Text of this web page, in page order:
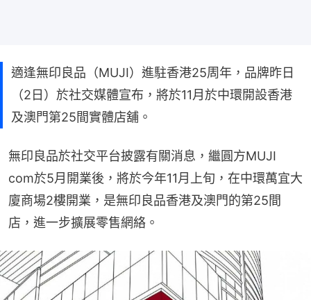
適逢無印良品（MUJI）進駐香港25周年，品牌昨日
（2日）於社交媒體宣布，將於11月於中環開設香港
及澳門第25間實體店舖。
無印良品於社交平台披露有關消息，繼圓方MUJI
com於5月開業後，將於今年11月上旬，在中環萬宜大
廈商場2樓開業，是無印良品香港及澳門的第25間
店，進一步擴展零售網絡。